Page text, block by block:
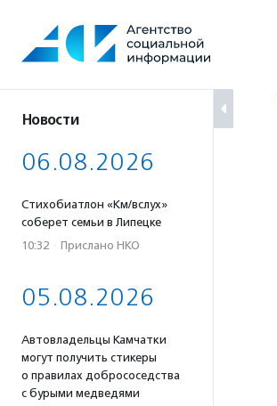
содержанию
Новости
06.08.2026
Стихобиатлон «Км/вслух»
соберет семьи в Липецке
10:32 · Прислано НКО
05.08.2026
Автовладельцы Камчатки
могут получить стикеры
о правилах добрососедства
с бурыми медведями